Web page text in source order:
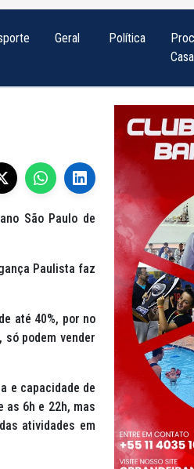
Geral Política
São Paulo de
Paulista faz
até 40%, por no
podem vender
e capacidade de
as 6h e 22h, mas
atividades em